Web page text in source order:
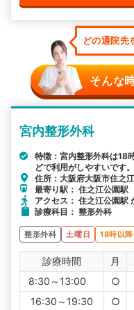
どの通院先
そんな
宮内整形外科
特徴：宮内整形外科は18
どで利用がしやすいです。
住所：大阪府大阪市住之
最寄り駅： 住之江公園
アクセス： 住之江公園駅
診療科目： 整形外科
整形外科 土曜日 18時以
診療時間 月
8:30～13:00
○
16:30～19:30
○